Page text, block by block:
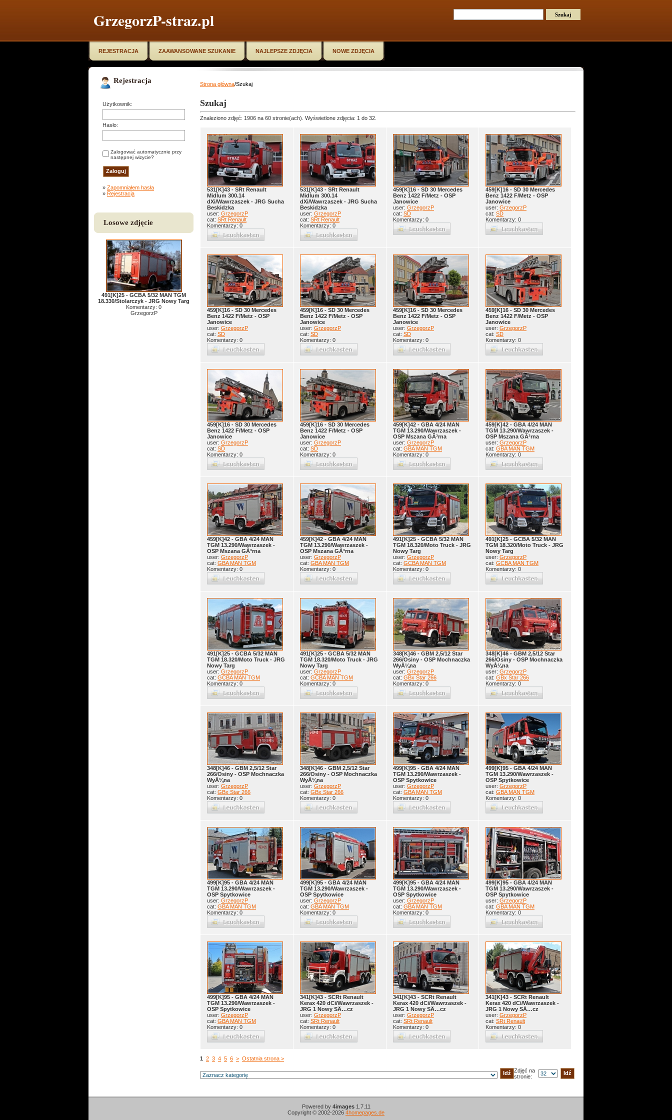
GrzegorzP-straz.pl
REJESTRACJA ZAAWANSOWANE SZUKANIE NAJLEPSZE ZDJĘCIA NOWE ZDJĘCIA
Rejestracja
Użytkownik:
Hasło:
Zalogować automatycznie przy
następnej wizycie?
» Zapomniałem hasła
» Rejestracja
Losowe zdjęcie
491[K]25 - GCBA 5/32 MAN TGM
18.330/Stolarczyk - JRG Nowy Targ
Komentarzy: 0
GrzegorzP
Strona główna/Szukaj
Szukaj
Znaleziono zdjęć: 1906 na 60 stronie(ach). Wyświetlone zdjęcia: 1 do 32.
531[K]43 - SRt Renault
Midlum 300.14
dXi/Wawrzaszek - JRG Sucha
Beskidzka
user: GrzegorzP
cat: SRt Renault
Komentarzy: 0
531[K]43 - SRt Renault
Midlum 300.14
dXi/Wawrzaszek - JRG Sucha
Beskidzka
user: GrzegorzP
cat: SRt Renault
Komentarzy: 0
459[K]16 - SD 30 Mercedes
Benz 1422 F/Metz - OSP
Janowice
user: GrzegorzP
cat: SD
Komentarzy: 0
459[K]16 - SD 30 Mercedes
Benz 1422 F/Metz - OSP
Janowice
user: GrzegorzP
cat: SD
Komentarzy: 0
459[K]16 - SD 30 Mercedes
Benz 1422 F/Metz - OSP
Janowice
user: GrzegorzP
cat: SD
Komentarzy: 0
459[K]16 - SD 30 Mercedes
Benz 1422 F/Metz - OSP
Janowice
user: GrzegorzP
cat: SD
Komentarzy: 0
459[K]16 - SD 30 Mercedes
Benz 1422 F/Metz - OSP
Janowice
user: GrzegorzP
cat: SD
Komentarzy: 0
459[K]16 - SD 30 Mercedes
Benz 1422 F/Metz - OSP
Janowice
user: GrzegorzP
cat: SD
Komentarzy: 0
459[K]16 - SD 30 Mercedes
Benz 1422 F/Metz - OSP
Janowice
user: GrzegorzP
cat: SD
Komentarzy: 0
459[K]16 - SD 30 Mercedes
Benz 1422 F/Metz - OSP
Janowice
user: GrzegorzP
cat: SD
Komentarzy: 0
459[K]42 - GBA 4/24 MAN
TGM 13.290/Wawrzaszek -
OSP Mszana GÃ³rna
user: GrzegorzP
cat: GBA MAN TGM
Komentarzy: 0
459[K]42 - GBA 4/24 MAN
TGM 13.290/Wawrzaszek -
OSP Mszana GÃ³rna
user: GrzegorzP
cat: GBA MAN TGM
Komentarzy: 0
459[K]42 - GBA 4/24 MAN
TGM 13.290/Wawrzaszek -
OSP Mszana GÃ³rna
user: GrzegorzP
cat: GBA MAN TGM
Komentarzy: 0
459[K]42 - GBA 4/24 MAN
TGM 13.290/Wawrzaszek -
OSP Mszana GÃ³rna
user: GrzegorzP
cat: GBA MAN TGM
Komentarzy: 0
491[K]25 - GCBA 5/32 MAN
TGM 18.320/Moto Truck - JRG
Nowy Targ
user: GrzegorzP
cat: GCBA MAN TGM
Komentarzy: 0
491[K]25 - GCBA 5/32 MAN
TGM 18.320/Moto Truck - JRG
Nowy Targ
user: GrzegorzP
cat: GCBA MAN TGM
Komentarzy: 0
491[K]25 - GCBA 5/32 MAN
TGM 18.320/Moto Truck - JRG
Nowy Targ
user: GrzegorzP
cat: GCBA MAN TGM
Komentarzy: 0
491[K]25 - GCBA 5/32 MAN
TGM 18.320/Moto Truck - JRG
Nowy Targ
user: GrzegorzP
cat: GCBA MAN TGM
Komentarzy: 0
348[K]46 - GBM 2,5/12 Star
266/Osiny - OSP Mochnaczka
WyÅ¼na
user: GrzegorzP
cat: GBx Star 266
Komentarzy: 0
348[K]46 - GBM 2,5/12 Star
266/Osiny - OSP Mochnaczka
WyÅ¼na
user: GrzegorzP
cat: GBx Star 266
Komentarzy: 0
348[K]46 - GBM 2,5/12 Star
266/Osiny - OSP Mochnaczka
WyÅ¼na
user: GrzegorzP
cat: GBx Star 266
Komentarzy: 0
348[K]46 - GBM 2,5/12 Star
266/Osiny - OSP Mochnaczka
WyÅ¼na
user: GrzegorzP
cat: GBx Star 266
Komentarzy: 0
499[K]95 - GBA 4/24 MAN
TGM 13.290/Wawrzaszek -
OSP Spytkowice
user: GrzegorzP
cat: GBA MAN TGM
Komentarzy: 0
499[K]95 - GBA 4/24 MAN
TGM 13.290/Wawrzaszek -
OSP Spytkowice
user: GrzegorzP
cat: GBA MAN TGM
Komentarzy: 0
499[K]95 - GBA 4/24 MAN
TGM 13.290/Wawrzaszek -
OSP Spytkowice
user: GrzegorzP
cat: GBA MAN TGM
Komentarzy: 0
499[K]95 - GBA 4/24 MAN
TGM 13.290/Wawrzaszek -
OSP Spytkowice
user: GrzegorzP
cat: GBA MAN TGM
Komentarzy: 0
499[K]95 - GBA 4/24 MAN
TGM 13.290/Wawrzaszek -
OSP Spytkowice
user: GrzegorzP
cat: GBA MAN TGM
Komentarzy: 0
499[K]95 - GBA 4/24 MAN
TGM 13.290/Wawrzaszek -
OSP Spytkowice
user: GrzegorzP
cat: GBA MAN TGM
Komentarzy: 0
499[K]95 - GBA 4/24 MAN
TGM 13.290/Wawrzaszek -
OSP Spytkowice
user: GrzegorzP
cat: GBA MAN TGM
Komentarzy: 0
341[K]43 - SCRt Renault
Kerax 420 dCi/Wawrzaszek -
JRG 1 Nowy SÄ…cz
user: GrzegorzP
cat: SRt Renault
Komentarzy: 0
341[K]43 - SCRt Renault
Kerax 420 dCi/Wawrzaszek -
JRG 1 Nowy SÄ…cz
user: GrzegorzP
cat: SRt Renault
Komentarzy: 0
341[K]43 - SCRt Renault
Kerax 420 dCi/Wawrzaszek -
JRG 1 Nowy SÄ…cz
user: GrzegorzP
cat: SRt Renault
Komentarzy: 0
1 2 3 4 5 6 > Ostatnia strona >
Zdjęć na
stronie:
Powered by 4images1.7.11
Copyright © 2002-2026 4homepages.de